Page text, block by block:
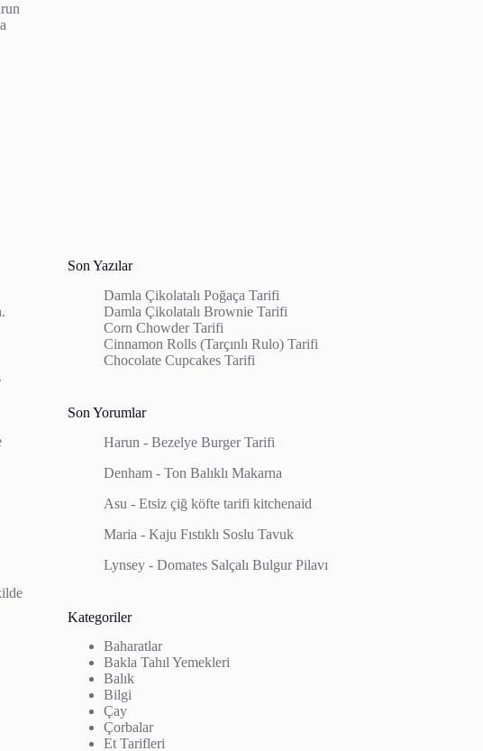
Son Yazılar
Damla Çikolatalı Poğaça Tarifi
Damla Çikolatalı Brownie Tarifi
Corn Chowder Tarifi
Cinnamon Rolls (Tarçınlı Rulo) Tarifi
Chocolate Cupcakes Tarifi
Son Yorumlar
Harun -Bezelye Burger Tarifi
Denham -Ton Balıklı Makarna
Asu -Etsiz çiğ köfte tarifi kitchenaid
Maria -Kaju Fıstıklı Soslu Tavuk
Lynsey -Domates Salçalı Bulgur Pilavı
Kategoriler
Baharatlar
Bakla Tahıl Yemekleri
Balık
Bilgi
Çay
Çorbalar
Et Tarifleri